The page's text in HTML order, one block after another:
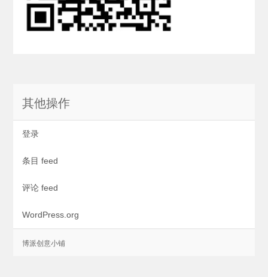
其他操作
登录
条目 feed
评论 feed
WordPress.org